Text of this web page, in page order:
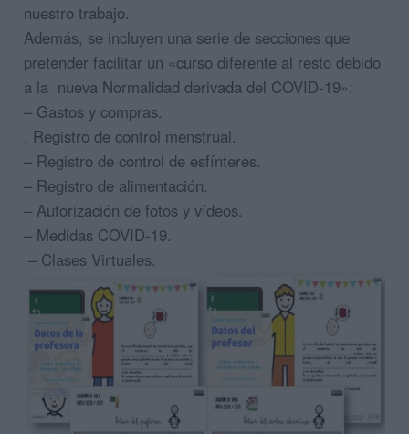
nuestro trabajo.
Además, se incluyen una serie de secciones que
pretender facilitar un «curso diferente al resto debido
a la nueva Normalidad derivada del COVID-19»:
– Gastos y compras.
. Registro de control menstrual.
– Registro de control de esfínteres.
– Registro de alimentación.
– Autorización de fotos y vídeos.
– Medidas COVID-19.
– Clases Virtuales.